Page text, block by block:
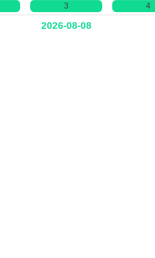
3 4
2026-08-08